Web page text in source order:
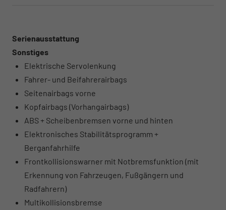
Serienausstattung
Sonstiges
Elektrische Servolenkung
Fahrer- und Beifahrerairbags
Seitenairbags vorne
Kopfairbags (Vorhangairbags)
ABS + Scheibenbremsen vorne und hinten
Elektronisches Stabilitätsprogramm +
Berganfahrhilfe
Frontkollisionswarner mit Notbremsfunktion (mit
Erkennung von Fahrzeugen, Fußgängern und
Radfahrern)
Multikollisionsbremse